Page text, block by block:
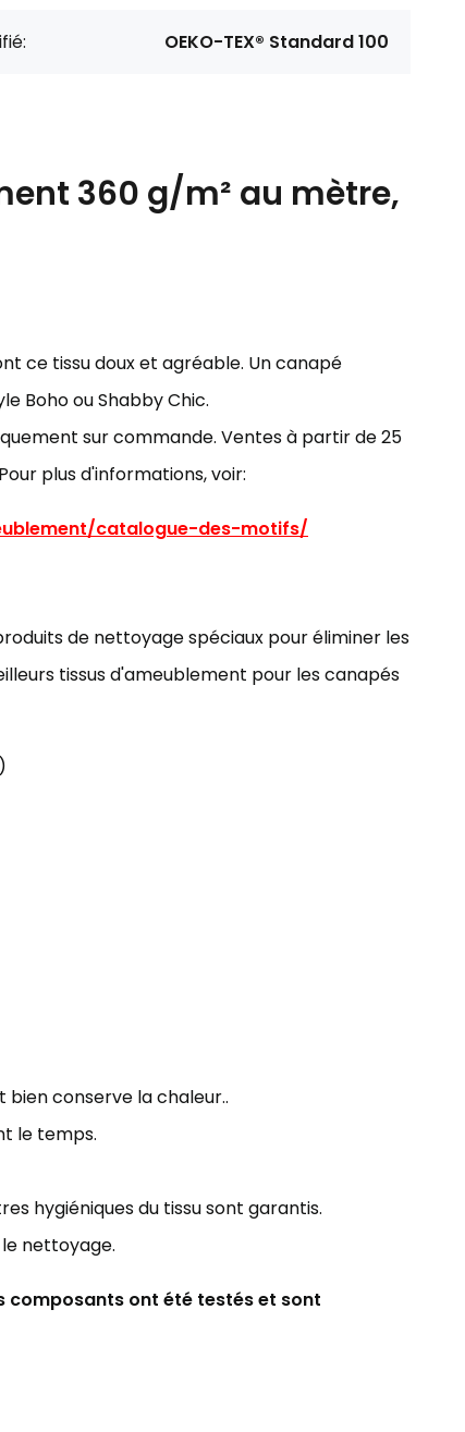
OEKO-TEX® Standard 100
360 g/m² au mètre,
ce tissu doux et agréable. Un canapé
Boho ou Shabby Chic.
sur commande. Ventes à partir de 25
plus d'informations, voir:
catalogue-des-motifs/
de nettoyage spéciaux pour éliminer les
tissus d'ameublement pour les canapés
bienconserve la chaleur..
le temps.
hygiéniques du tissu sont garantis.
nettoyage.
composants ont été testés et sont